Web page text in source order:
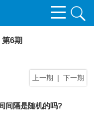
6期
上一期 | 下一期
间隔是随机的吗?